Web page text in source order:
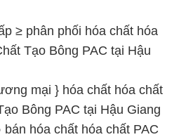
≥ phân phối hóa chất hóa
Tạo Bông PAC tại Hậu
mại } hóa chất hóa chất
Bông PAC tại Hậu Giang
hóa chất hóa chất PAC